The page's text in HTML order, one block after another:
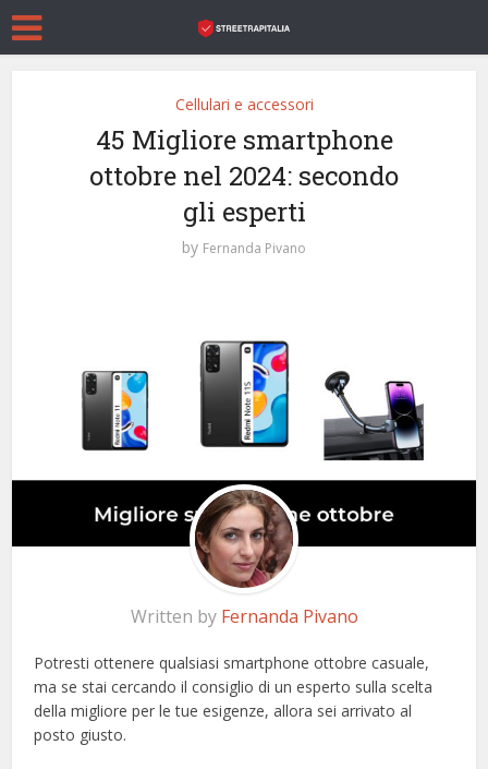
Cellulari e accessori
45 Migliore smartphone
ottobre nel 2024: secondo
gli esperti
by Fernanda Pivano
Written by Fernanda Pivano
Potresti ottenere qualsiasi smartphone ottobre casuale,
ma se stai cercando il consiglio di un esperto sulla scelta
della migliore per le tue esigenze, allora sei arrivato al
posto giusto.